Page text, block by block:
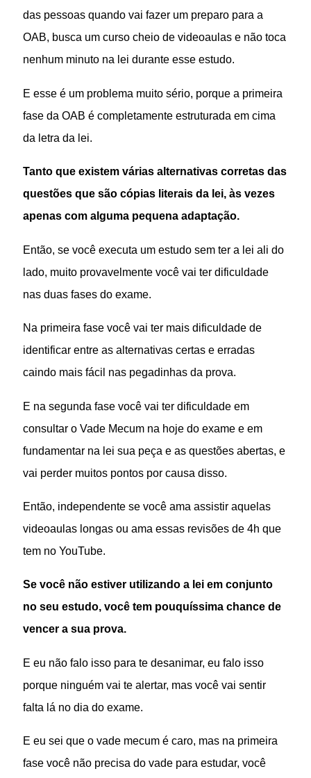
das pessoas quando vai fazer um preparo para a
OAB, busca um curso cheio de videoaulas e não toca
nenhum minuto na lei durante esse estudo.
E esse é um problema muito sério, porque a primeira
fase da OAB é completamente estruturada em cima
da letra da lei.
Tanto que existem várias alternativas corretas das
questões que são cópias literais da lei, às vezes
apenas com alguma pequena adaptação.
Então, se você executa um estudo sem ter a lei ali do
lado, muito provavelmente você vai ter dificuldade
nas duas fases do exame.
Na primeira fase você vai ter mais dificuldade de
identificar entre as alternativas certas e erradas
caindo mais fácil nas pegadinhas da prova.
E na segunda fase você vai ter dificuldade em
consultar o Vade Mecum na hoje do exame e em
fundamentar na lei sua peça e as questões abertas, e
vai perder muitos pontos por causa disso.
Então, independente se você ama assistir aquelas
videoaulas longas ou ama essas revisões de 4h que
tem no YouTube.
Se você não estiver utilizando a lei em conjunto
no seu estudo, você tem pouquíssima chance de
vencer a sua prova.
E eu não falo isso para te desanimar, eu falo isso
porque ninguém vai te alertar, mas você vai sentir
falta lá no dia do exame.
E eu sei que o vade mecum é caro, mas na primeira
fase você não precisa do vade para estudar, você